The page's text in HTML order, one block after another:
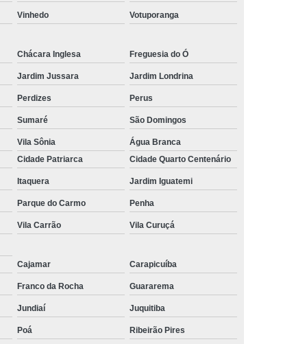
Vinhedo Votuporanga
Chácara Inglesa Freguesia do Ó
Jardim Jussara Jardim Londrina
Perdizes Perus
Sumaré São Domingos
Vila Sônia
Água Branca
Cidade Patriarca Cidade Quarto Centenário
Itaquera Jardim Iguatemi
Parque do Carmo Penha
Vila Carrão Vila Curuçá
Cajamar Carapicuíba
Franco da Rocha Guararema
Jundiaí Juquitiba
Poá Ribeirão Pires